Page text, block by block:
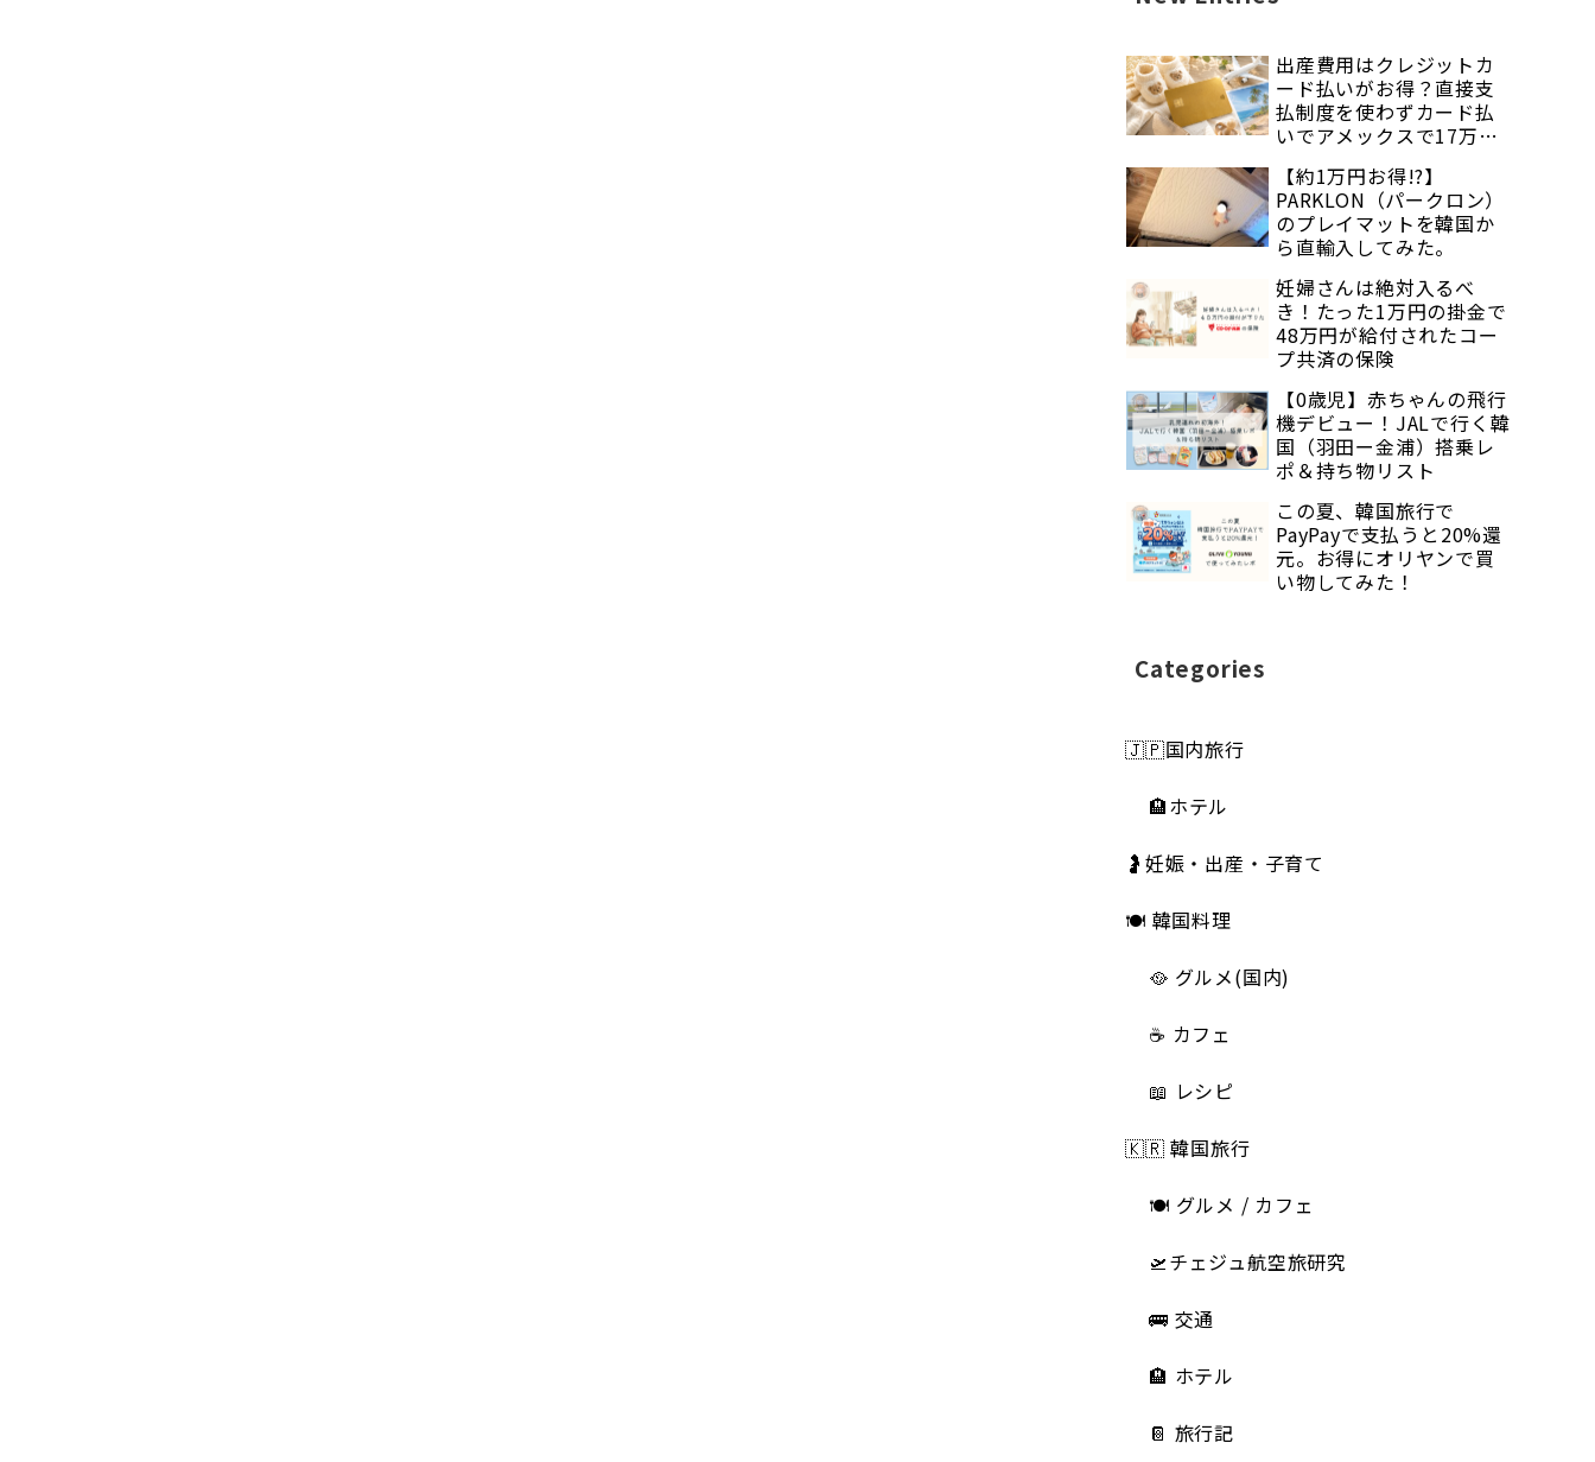
出産費用はクレジットカ
ード払いがお得？直接支
払制度を使わずカード払
いでアメックスで17万ポ
【約1万円お得!?】
PARKLON（パークロン）
のプレイマットを韓国か
ら直輸入してみた。
妊婦さんは絶対入るべ
き！たった1万円の掛金で
48万円が給付されたコー
プ共済の保険
【0歳児】赤ちゃんの飛行
機デビュー！JALで行く韓
国（羽田ー金浦）搭乗レ
ポ＆持ち物リスト
この夏、韓国旅行で
PayPayで支払うと20%還
元。お得にオリヤンで買
い物してみた！
Categories
🇯🇵国内旅行
🏨ホテル
🤰妊娠・出産・子育て
🍽 韓国料理
🥘 グルメ(国内)
☕️ カフェ
📖 レシピ
🇰🇷 韓国旅行
🍽 グルメ / カフェ
🛫チェジュ航空旅研究
🚌 交通
🏨 ホテル
📔 旅行記